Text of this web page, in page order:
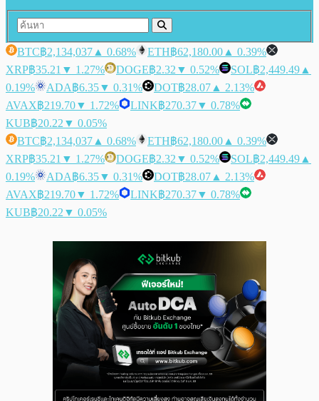
BTC฿2,134,037 ▲ 0.68% ETH฿62,180.00 ▲ 0.39%
XRP฿35.21 ▼ 1.27% DOGE฿2.32 ▼ 0.52% SOL฿2,449.49 ▲
0.19%
ADA฿6.35▼ 0.31% DOT฿28.07 ▲ 2.13%
AVAX฿219.70▼ 1.72% LINK฿270.37▼ 0.78%
KUB฿20.22 ▼ 0.05%
BTC฿2,134,037 ▲ 0.68% ETH฿62,180.00 ▲ 0.39%
XRP฿35.21 ▼ 1.27% DOGE฿2.32 ▼ 0.52% SOL฿2,449.49 ▲
0.19%
ADA฿6.35▼ 0.31% DOT฿28.07 ▲ 2.13%
AVAX฿219.70▼ 1.72% LINK฿270.37▼ 0.78%
KUB฿20.22 ▼ 0.05%